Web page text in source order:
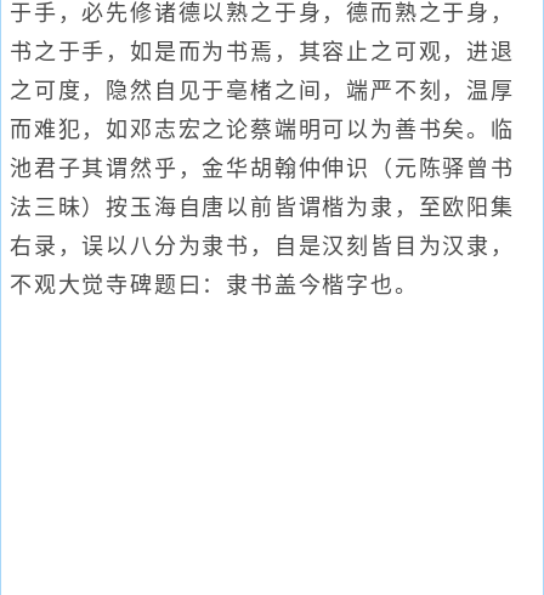
于手，必先修诸德以熟之于身，德而熟之于身，
书之于手，如是而为书焉，其容止之可观，进退
之可度，隐然自见于亳楮之间，端严不刻，温厚
而难犯，如邓志宏之论蔡端明可以为善书矣。临
池君子其谓然乎，金华胡翰仲伸识（元陈驿曾书
法三昧）按玉海自唐以前皆谓楷为隶，至欧阳集
右录，误以八分为隶书，自是汉刻皆目为汉隶，
不观大觉寺碑题曰：隶书盖今楷字也。